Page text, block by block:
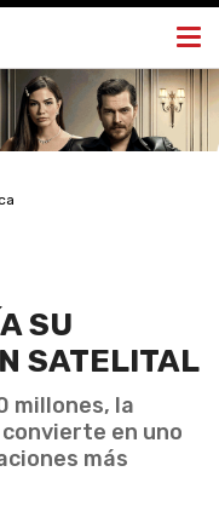
SU
SATELITAL
millones, la
en uno
más